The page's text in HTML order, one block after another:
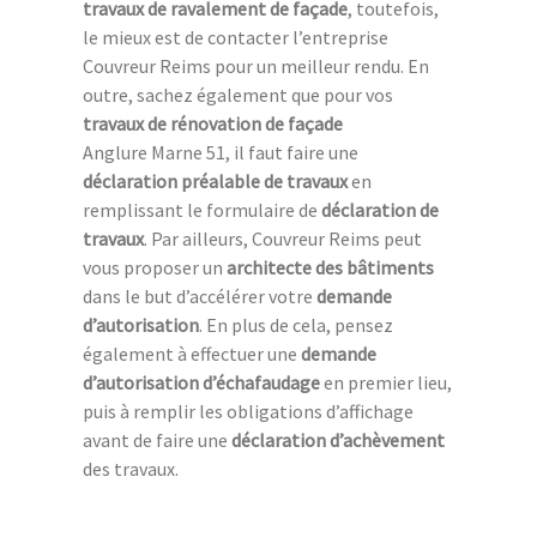
travaux de ravalement de façade, toutefois,
le mieux est de contacter l’entreprise
Couvreur Reims pour un meilleur rendu. En
outre, sachez également que pour vos
travaux de rénovation de façade
Anglure Marne 51, il faut faire une
déclaration préalable de travauxen
remplissant le formulaire de déclaration de
travaux. Par ailleurs, Couvreur Reims peut
vous proposer un architecte des bâtiments
dans le but d’accélérer votre demande
d’autorisation. En plus de cela, pensez
également à effectuer une demande
d’autorisation d’échafaudageen premier lieu,
puis à remplir les obligations d’affichage
avant de faire une déclaration d’achèvement
des travaux.